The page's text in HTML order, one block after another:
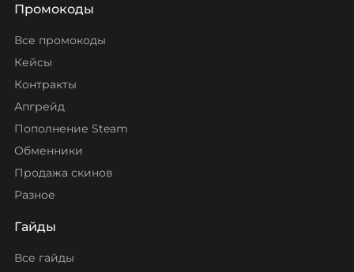
Промокоды
Все промокоды
Кейсы
Контракты
Апгрейд
Пополнение Steam
Обменники
Продажа скинов
Разное
Гайды
Все гайды